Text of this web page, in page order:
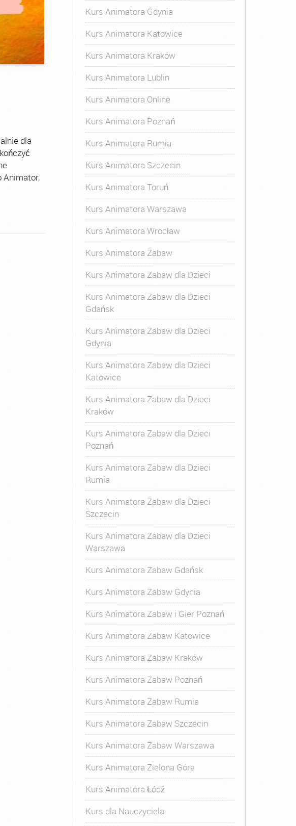
dla
Animator,
Kurs Animatora Gdynia
Kurs Animatora Katowice
Kurs Animatora Kraków
Kurs Animatora Lublin
Kurs Animatora Online
Kurs Animatora Poznań
Kurs Animatora Rumia
Kurs Animatora Szczecin
Kurs Animatora Toruń
Kurs Animatora Warszawa
Kurs Animatora Wrocław
Kurs Animatora Zabaw
Kurs Animatora Zabaw dla Dzieci
Kurs Animatora Zabaw dla Dzieci
Gdańsk
Kurs Animatora Zabaw dla Dzieci
Gdynia
Kurs Animatora Zabaw dla Dzieci
Katowice
Kurs Animatora Zabaw dla Dzieci
Kraków
Kurs Animatora Zabaw dla Dzieci
Poznań
Kurs Animatora Zabaw dla Dzieci
Rumia
Kurs Animatora Zabaw dla Dzieci
Szczecin
Kurs Animatora Zabaw dla Dzieci
Warszawa
Kurs Animatora Zabaw Gdańsk
Kurs Animatora Zabaw Gdynia
Kurs Animatora Zabaw i Gier Poznań
Kurs Animatora Zabaw Katowice
Kurs Animatora Zabaw Kraków
Kurs Animatora Zabaw Poznań
Kurs Animatora Zabaw Rumia
Kurs Animatora Zabaw Szczecin
Kurs Animatora Zabaw Warszawa
Kurs Animatora Zielona Góra
Kurs Animatora Łódź
Kurs dla Nauczyciela